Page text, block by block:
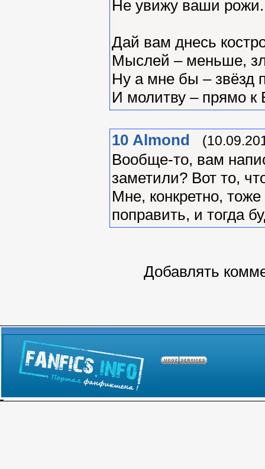
Не увижу ваши рожи.
Дай вам днесь
Мыслей – меньше,
Ну а мне бы – звёзд
И молитву – прямо к
10 Almond
Вообще-то, вам
заметили? Вот то,
Мне, конкретно,
поправить, и тогда
Добавлять